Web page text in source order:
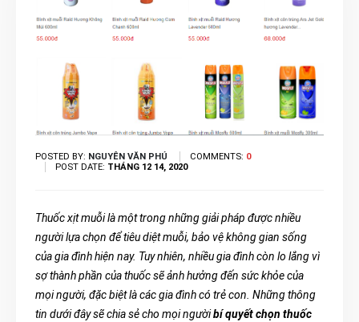
POSTED BY: NGUYÊN VĂN PHÚ COMMENTS: 0
POST DATE: THÁNG 12 14, 2020
Thuốc xịt muỗi là một trong những giải pháp được nhiều
người lựa chọn để tiêu diệt muỗi, bảo vệ không gian sống
của gia đình hiện nay. Tuy nhiên, nhiều gia đình còn lo lắng vì
sợ thành phần của thuốc sẽ ảnh hưởng đến sức khỏe của
mọi người, đặc biệt là các gia đình có trẻ con. Những thông
tin dưới đây sẽ chia sẻ cho mọi ngườibí quyết chọn thuốc